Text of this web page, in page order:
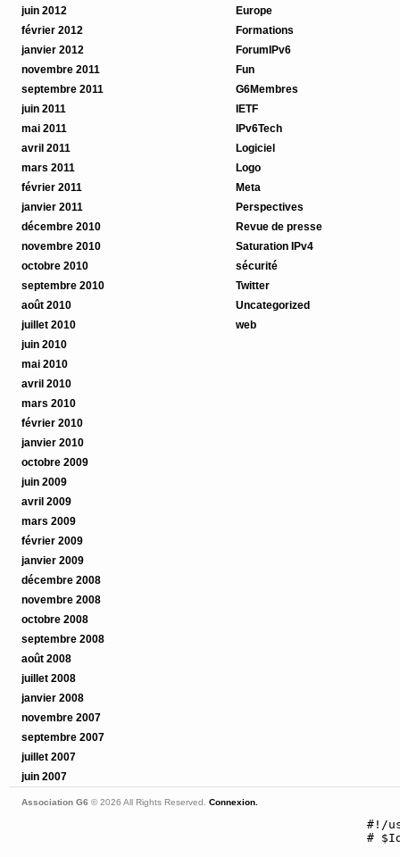
juin 2012
février 2012
janvier 2012
novembre 2011
septembre 2011
juin 2011
mai 2011
avril 2011
mars 2011
février 2011
janvier 2011
décembre 2010
novembre 2010
octobre 2010
septembre 2010
août 2010
juillet 2010
juin 2010
mai 2010
avril 2010
mars 2010
février 2010
janvier 2010
octobre 2009
juin 2009
avril 2009
mars 2009
février 2009
janvier 2009
décembre 2008
novembre 2008
octobre 2008
septembre 2008
août 2008
juillet 2008
janvier 2008
novembre 2007
septembre 2007
juillet 2007
juin 2007
Europe
Formations
ForumIPv6
Fun
G6Membres
IETF
IPv6Tech
Logiciel
Logo
Meta
Perspectives
Revue de presse
Saturation IPv4
sécurité
Twitter
Uncategorized
web
Association G6 © 2026 All Rights Reserved. Connexion.